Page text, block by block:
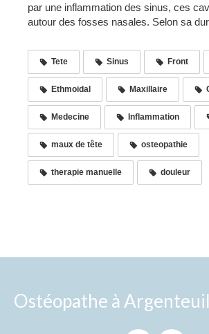
par une inflammation des sinus, ces
autour des fosses nasales. Selon sa
Tete Sinus Front
Ethmoidal Maxillaire
Medecine Inflammation
maux de tête osteopathie
therapie manuelle douleur
Ostéopathe à Argenteuil